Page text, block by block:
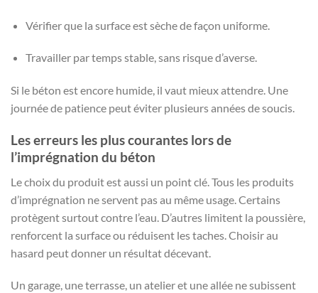
Vérifier que la surface est sèche de façon uniforme.
Travailler par temps stable, sans risque d’averse.
Si le béton est encore humide, il vaut mieux attendre. Une
journée de patience peut éviter plusieurs années de soucis.
Les erreurs les plus courantes lors de
l’imprégnation du béton
Le choix du produit est aussi un point clé. Tous les produits
d’imprégnation ne servent pas au même usage. Certains
protègent surtout contre l’eau. D’autres limitent la poussière,
renforcent la surface ou réduisent les taches. Choisir au
hasard peut donner un résultat décevant.
Un garage, une terrasse, un atelier et une allée ne subissent